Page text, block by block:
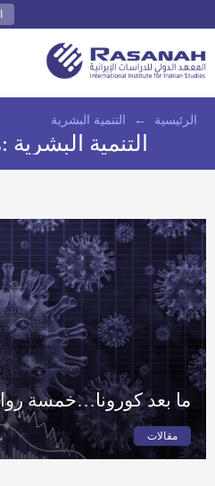
الرئيسية ← التنمية البشرية
التنمية البشرية
ما بعد كورونا…خمسة
مقالات